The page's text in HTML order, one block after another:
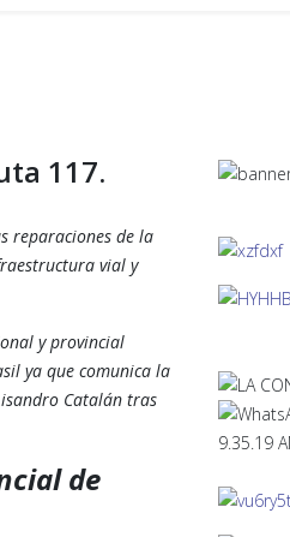
117.
reparaciones de la
vial y
y provincial
ya que comunica la
Catalán tras
de